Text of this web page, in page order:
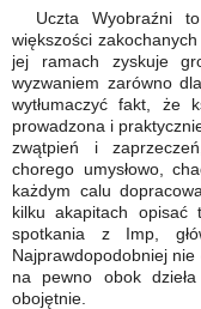
Uczta Wyobraźni
większości
jej ramach zyskuje
wyzwaniem zarówno
wytłumaczyć fakt, że
prowadzona i
zwątpień i
chorego umysłowo,
każdym calu
kilku akapitach opisać
spotkania z Imp,
Najprawdopodobniej
na pewno obok
obojętnie.